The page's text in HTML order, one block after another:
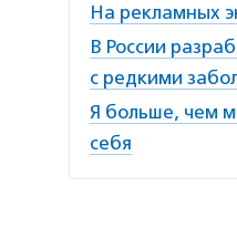
На рекламных
В России
с редкими
Я больше, чем
себя